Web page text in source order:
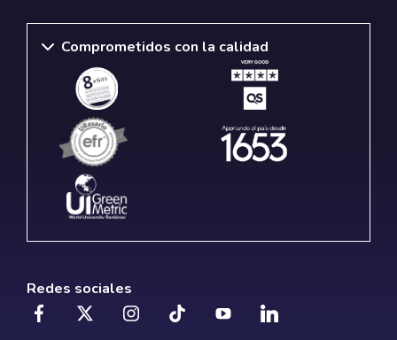
Comprometidos con la calidad
Redes sociales